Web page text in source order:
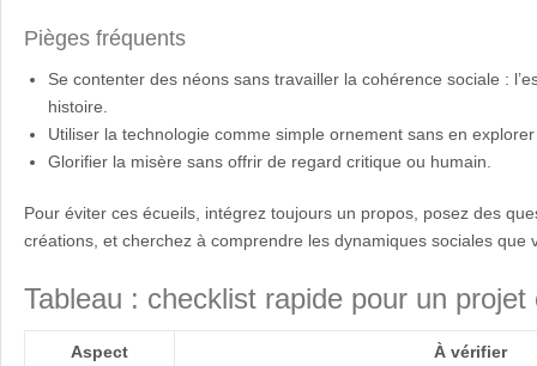
Pièges fréquents
Se contenter des néons sans travailler la cohérence sociale :
histoire.
Utiliser la technologie comme simple ornement sans en
Glorifier la misère sans offrir de regard critique ou humain.
Pour éviter ces écueils, intégrez toujours un propos, posez des
créations, et cherchez à comprendre les dynamiques sociales que
Tableau : checklist rapide pour un projet
Aspect À vérifier